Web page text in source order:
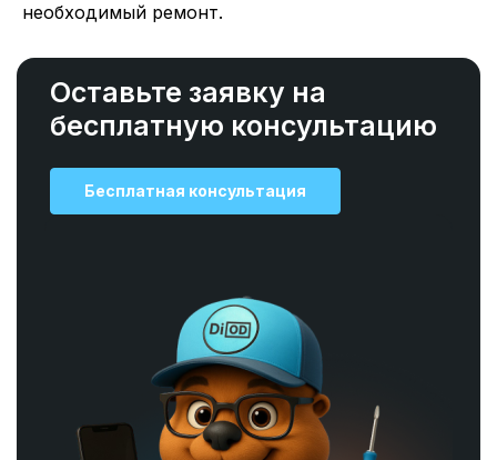
необходимый ремонт.
Оставьте заявку на
бесплатную консультацию
Бесплатная консультация